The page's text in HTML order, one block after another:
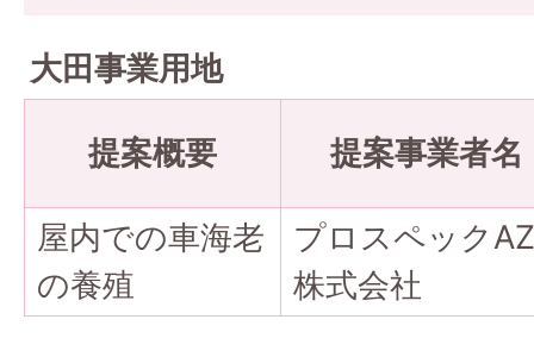
大田事業用地
提案概要 提案事業者名
屋内での車海老
の養殖
プロスペックAZ
株式会社